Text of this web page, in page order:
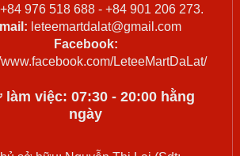
976 518 688 - +84 901 206 273.
leteemartdalat@gmail.com
Facebook:
www.facebook.com/LeteeMartDaLat/
làm việc: 07:30 - 20:00 hằng
ngày